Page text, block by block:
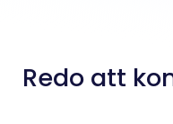
Redo att